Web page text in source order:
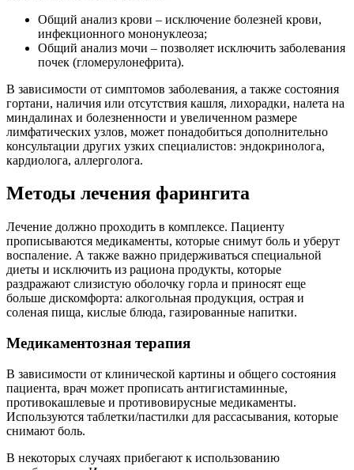
Общий анализ крови – исключение болезней крови,
инфекционного мононуклеоза;
Общий анализ мочи – позволяет исключить заболевания
почек (гломерулонефрита).
В зависимости от симптомов заболевания, а также состояния
гортани, наличия или отсутствия кашля, лихорадки, налета на
миндалинах и болезненности и увеличенном размере
лимфатических узлов, может понадобиться дополнительно
консультации других узких специалистов: эндокринолога,
кардиолога, аллерголога.
Методы лечения фарингита
Лечение должно проходить в комплексе. Пациенту
прописываются медикаменты, которые снимут боль и уберут
воспаление. А также важно придерживаться специальной
диеты и исключить из рациона продукты, которые
раздражают слизистую оболочку горла и приносят еще
больше дискомфорта: алкогольная продукция, острая и
соленая пища, кислые блюда, газированные напитки.
Медикаментозная терапия
В зависимости от клинической картины и общего состояния
пациента, врач может прописать антигистаминные,
противокашлевые и противовирусные медикаменты.
Используются таблетки/пастилки для рассасывания, которые
снимают боль.
В некоторых случаях прибегают к использованию